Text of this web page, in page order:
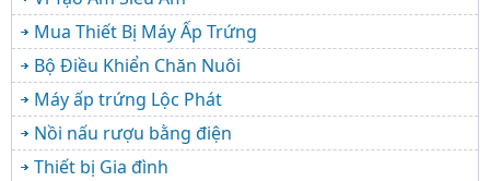
Mua Thiết Bị Máy Ấp Trứng
Bộ Điều Khiển Chăn Nuôi
Máy ấp trứng Lộc Phát
Nồi nấu rượu bằng điện
Thiết bị Gia đình